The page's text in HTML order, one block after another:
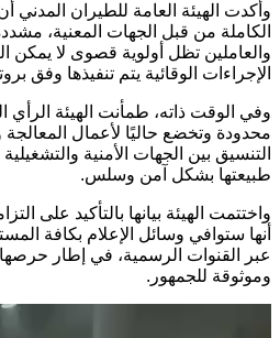
الهيئة العامة للطيران المدني أن
من قبل الجهات المعنية، مشددة
تظل أولوية قصوى لا يمكن التهاون
الوقائية يتم تنفيذها وفق
ذاته، طمأنت الهيئة الرأي العام
وتخضع حاليًا لأعمال المعالجة
بين الجهات الأمنية والتشغيلية
بشكل آمن وسلس.
الهيئة بيانها بالتأكيد على التزامها
وسائل الإعلام بكافة
الرسمية، في إطار حرصها على
للجمهور.